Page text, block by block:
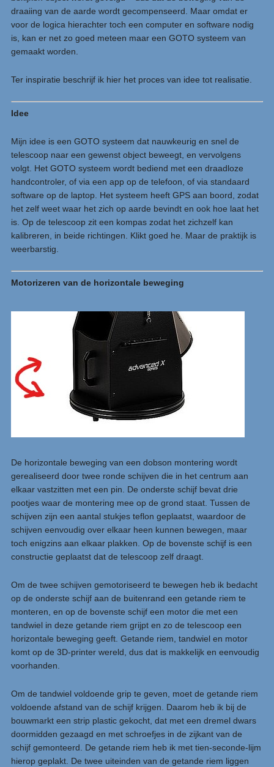
draaiing van de aarde wordt gecompenseerd. Maar omdat er
voor de logica hierachter toch een computer en software nodig
is, kan er net zo goed meteen maar een GOTO systeem van
gemaakt worden.
Ter inspiratie beschrijf ik hier het proces van idee tot realisatie.
Idee
Mijn idee is een GOTO systeem dat nauwkeurig en snel de
telescoop naar een gewenst object beweegt, en vervolgens
volgt. Het GOTO systeem wordt bediend met een draadloze
handcontroler, of via een app op de telefoon, of via standaard
software op de laptop. Het systeem heeft GPS aan boord, zodat
het zelf weet waar het zich op aarde bevindt en ook hoe laat het
is. Op de telescoop zit een kompas zodat het zichzelf kan
kalibreren, in beide richtingen. Klikt goed he. Maar de praktijk is
weerbarstig.
Motorizeren van de horizontale beweging
De horizontale beweging van een dobson montering wordt
gerealiseerd door twee ronde schijven die in het centrum aan
elkaar vastzitten met een pin. De onderste schijf bevat drie
pootjes waar de montering mee op de grond staat. Tussen de
schijven zijn een aantal stukjes teflon geplaatst, waardoor de
schijven eenvoudig over elkaar heen kunnen bewegen, maar
toch enigzins aan elkaar plakken. Op de bovenste schijf is een
constructie geplaatst dat de telescoop zelf draagt.
Om de twee schijven gemotoriseerd te bewegen heb ik bedacht
op de onderste schijf aan de buitenrand een getande riem te
monteren, en op de bovenste schijf een motor die met een
tandwiel in deze getande riem grijpt en zo de telescoop een
horizontale beweging geeft. Getande riem, tandwiel en motor
komt op de 3D-printer wereld, dus dat is makkelijk en eenvoudig
voorhanden.
Om de tandwiel voldoende grip te geven, moet de getande riem
voldoende afstand van de schijf krijgen. Daarom heb ik bij de
bouwmarkt een strip plastic gekocht, dat met een dremel dwars
doormidden gezaagd en met schroefjes in de zijkant van de
schijf gemonteerd. De getande riem heb ik met tien-seconde-lijm
hierop geplakt. De twee uiteinden van de getande riem liggen